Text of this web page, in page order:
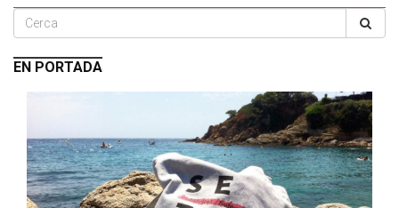
EN PORTADA